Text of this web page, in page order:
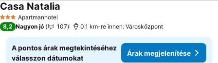
3 KategóriaApartmanhotel
Casa Natalia
8,2 Nagyon jó 107 0.1 km-re innen: Városközpont
A pontos árak megtekintéséhez
válasszon dátumokat
Árak megjelenítése